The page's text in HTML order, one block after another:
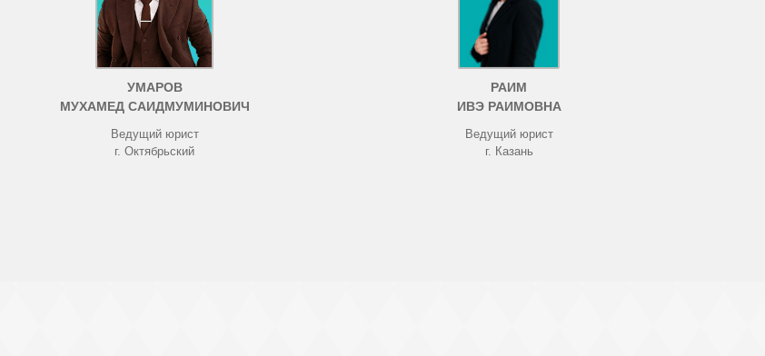
УМАРОВ
МУХАМЕД САИДМУМИНОВИЧ
Ведущий юрист
г. Октябрьский
РАИМ
ИВЭ РАИМОВНА
Ведущий юрист
г. Казань